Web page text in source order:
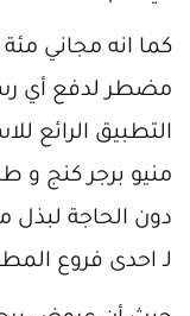
كما انه مجاني
مضطر لدفع أي
التطبيق الرائع
منيو برجر كنج و
دون الحاجة
لـ احدى فروع